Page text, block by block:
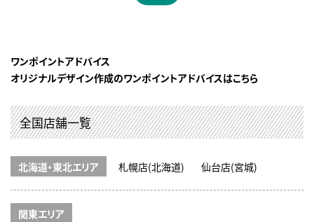
ワンポイントアドバイス
オリジナルデザイン作成のワンポイントアドバイスはこちら
全国店舗一覧
北海道・東北エリア 札幌店(北海道) 仙台店(宮城)
関東エリア